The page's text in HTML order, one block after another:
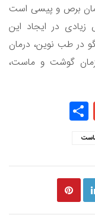
برص و پیسی است
در ایجاد این
در طب نوین، درمان
گوشت و ماست،
Gmail